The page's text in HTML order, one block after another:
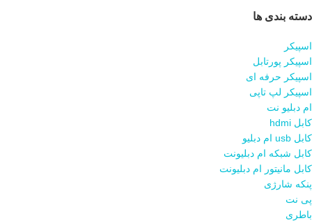
دسته بندی ها
اسپیکر
اسپیکر پورتابل
اسپیکر حرفه ای
اسپیکر لپ تاپی
ام دبلیو نت
کابل hdmi
کابل usb ام دبلیو
کابل شبکه ام دبلیونت
کابل مانیتور ام دبلیونت
پنکه شارژی
پی نت
باطری